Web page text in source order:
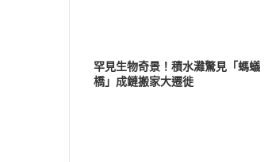
罕見生物奇景！積水灘驚見「螞蟻
橋」成鏈搬家大遷徙